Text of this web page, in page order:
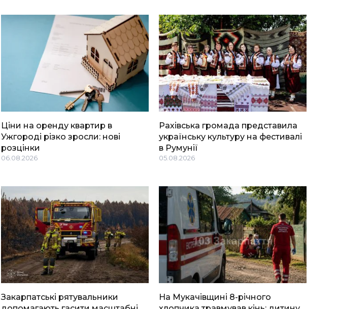
Ціни на оренду квартир в
Ужгороді різко зросли: нові
розцінки
06.08.2026
Рахівська громада представила
українську культуру на фестивалі
в Румунії
05.08.2026
Закарпатські рятувальники
На Мукачівщині 8-річного